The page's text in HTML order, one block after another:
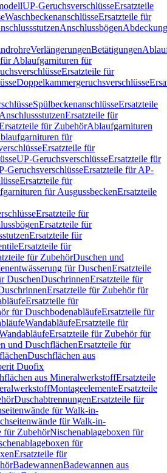
UP-GeruchsverschlüsseErsatzteile
WaschbeckenanschlüsseErsatzteile für
Anschlussbögen
VerlängerungenBetätigungen
Ablaufgarnituren für
Ersatzteile für
Doppelkammergeruchsverschlüsse
SpülbeckenanschlüsseErsatzteile
AnschlussstutzenErsatzteile für
für ZubehörAblaufgarnituren
für
Ersatzteile für
UP-GeruchsverschlüsseErsatzteile für
GeruchsverschlüsseErsatzteile für AP-
Ersatzteile für
für AusgussbeckenErsatzteile
Ersatzteile für
Ersatzteile für
Ersatzteile für
Ersatzteile für
für ZubehörDuschen und
für DuschenErsatzteile
DuschenDuschrinnenErsatzteile für
Ersatzteile für Zubehör für
Ersatzteile für
für DuschbodenabläufeErsatzteile für
WandabläufeErsatzteile für
Ersatzteile für Zubehör für
und DuschflächenErsatzteile für
Duschflächen aus
Duofix
aus MineralwerkstoffErsatzteile
MontageelementeErsatzteile
DuschabtrennungenErsatzteile für
für Walk-in-
für Walk-in-
für ZubehörNischenablageboxen für
für
Ersatzteile für
BadewannenBadewannen aus